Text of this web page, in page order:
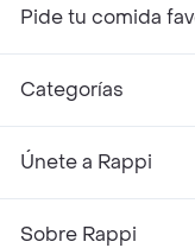
Pide tu comida
Categorías
Únete a Rappi
Sobre Rappi